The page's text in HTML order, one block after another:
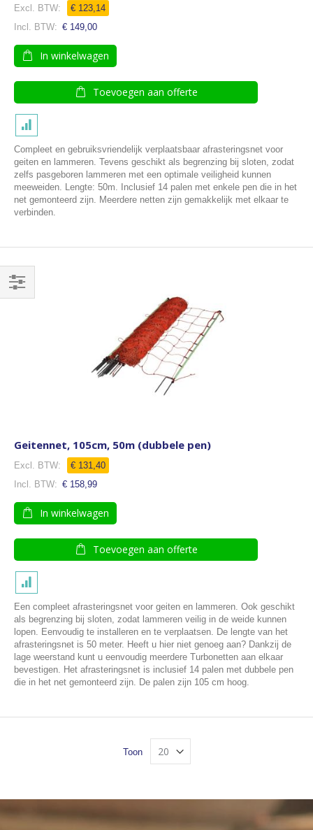
€ 123,14
€ 149,00
In winkelwagen
Toevoegen aan offerte
Compleet en gebruiksvriendelijk verplaatsbaar afrasteringsnet voor
geiten en lammeren. Tevens geschikt als begrenzing bij sloten, zodat
zelfs pasgeboren lammeren met een optimale veiligheid kunnen
meeweiden. Lengte: 50m. Inclusief 14 palen met enkele pen die in het
net gemonteerd zijn. Meerdere netten zijn gemakkelijk met elkaar te
verbinden.
Geitennet, 105cm, 50m (dubbele pen)
€ 131,40
€ 158,99
In winkelwagen
Toevoegen aan offerte
Een compleet afrasteringsnet voor geiten en lammeren. Ook geschikt
als begrenzing bij sloten, zodat lammeren veilig in de weide kunnen
lopen. Eenvoudig te installeren en te verplaatsen. De lengte van het
afrasteringsnet is 50 meter. Heeft u hier niet genoeg aan? Dankzij de
lage weerstand kunt u eenvoudig meerdere Turbonetten aan elkaar
bevestigen. Het afrasteringsnet is inclusief 14 palen met dubbele pen
die in het net gemonteerd zijn. De palen zijn 105 cm hoog.
Toon
Filteren